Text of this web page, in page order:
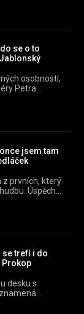
výkon ve
• Alex a
alex-host
se o to
osobností,
Petra
jsem tam
z prvních, který
Úspěch
„Dělal
na
host »
se trefí i do
Prokop
desku s